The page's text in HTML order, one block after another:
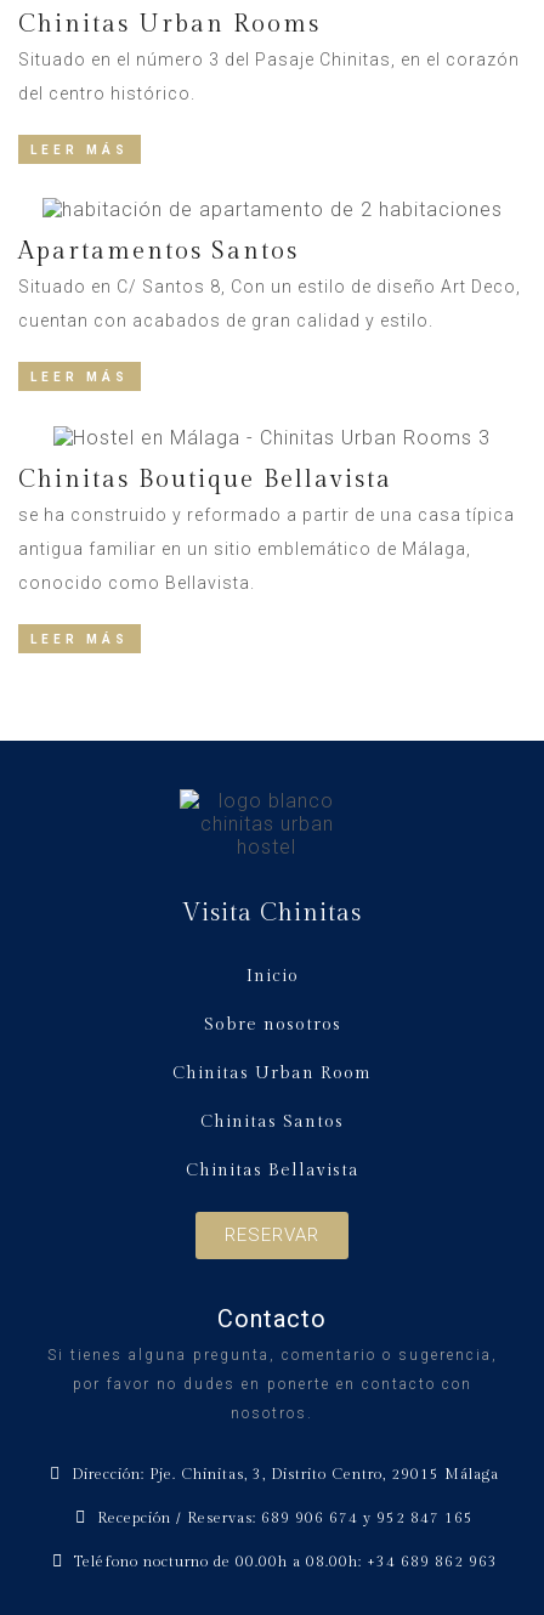
Chinitas Urban Rooms
Situado en el número 3 del Pasaje Chinitas, en el corazón
del centro histórico.
LEER MÁS
Apartamentos Santos
Situado en C/ Santos 8, Con un estilo de diseño Art Deco,
cuentan con acabados de gran calidad y estilo.
LEER MÁS
Chinitas Boutique Bellavista
se ha construido y reformado a partir de una casa típica
antigua familiar en un sitio emblemático de Málaga,
conocido como Bellavista.
LEER MÁS
Visita Chinitas
Inicio
Sobre nosotros
Chinitas Urban Room
Chinitas Santos
Chinitas Bellavista
RESERVAR
Contacto
Si tienes alguna pregunta, comentario o sugerencia,
por favor no dudes en ponerte en contacto con
nosotros.
Dirección: Pje. Chinitas, 3, Distrito Centro, 29015 Málaga
Recepción / Reservas: 689 906 674 y 952 847 165
Teléfono nocturno de 00.00h a 08.00h: +34 689 862 963